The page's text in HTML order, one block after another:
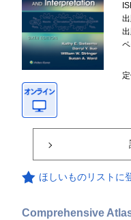
ほしいものリストに
Comprehensive